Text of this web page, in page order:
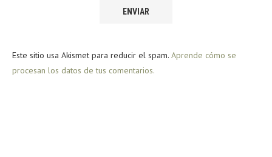
Este sitio usa Akismet para reducir el spam. Aprende cómo se
procesan los datos de tus comentarios.